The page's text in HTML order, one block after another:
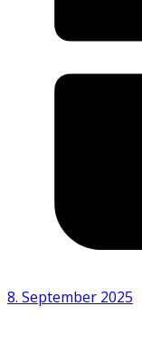
8. September 2025